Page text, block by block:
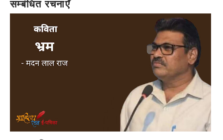
सम्बंधित रचनाएँ